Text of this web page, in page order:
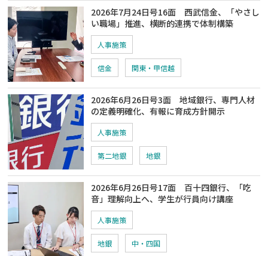
2026年7月24日号16面 西武信金、「やさし
い職場」推進、横断的連携で体制構築
人事施策
信金 関東・甲信越
2026年6月26日号3面 地域銀行、専門人材
の定義明確化、有報に育成方針開示
人事施策
第二地銀 地銀
2026年6月26日号17面 百十四銀行、「吃
音」理解向上へ、学生が行員向け講座
人事施策
地銀 中・四国